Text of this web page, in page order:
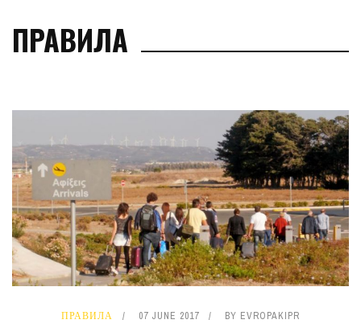
ПРАВИЛА
ПРАВИЛА 07 JUNE 2017 BY EVROPAKIPR